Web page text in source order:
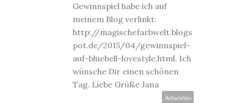
Gewinnspiel habe ich auf
meinem Blog verlinkt:
http://magischefarbwelt.blogs
pot.de/2015/04/gewinnspiel-
auf-bluebell-lovestyle.html. Ich
wünsche Dir einen schönen
Tag. Liebe Grüße Jana
Antworten